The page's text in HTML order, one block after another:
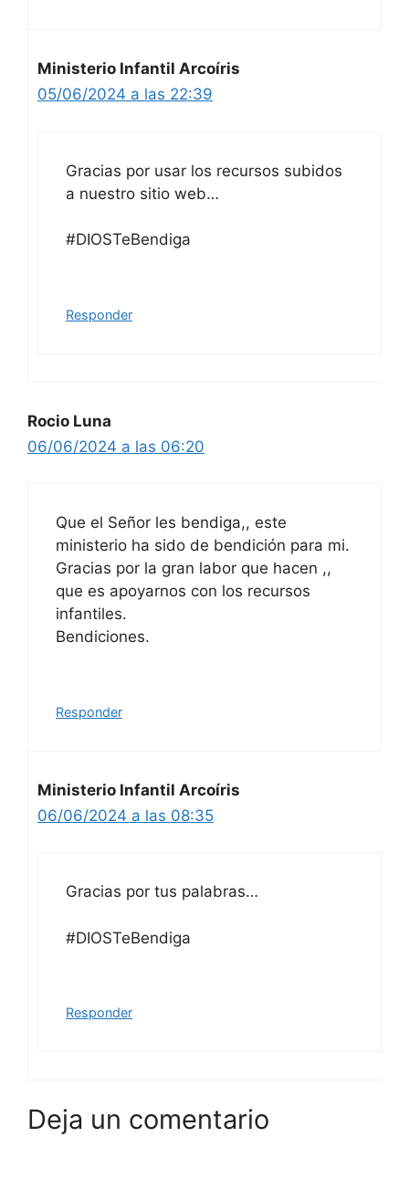
Ministerio Infantil Arcoíris
05/06/2024 a las 22:39
Gracias por usar los recursos subidos
a nuestro sitio web…
#DIOSTeBendiga
Responder
Rocio Luna
06/06/2024 a las 06:20
Que el Señor les bendiga,, este
ministerio ha sido de bendición para mi.
Gracias por la gran labor que hacen ,,
que es apoyarnos con los recursos
infantiles.
Bendiciones.
Responder
Ministerio Infantil Arcoíris
06/06/2024 a las 08:35
Gracias por tus palabras…
#DIOSTeBendiga
Responder
Deja un comentario